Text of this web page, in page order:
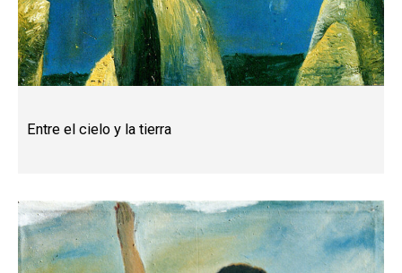
Entre el cielo y la tierra